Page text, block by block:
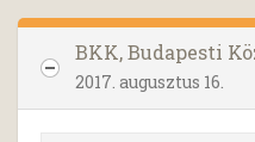
BKK, Budapesti
2017. augusztus 16.